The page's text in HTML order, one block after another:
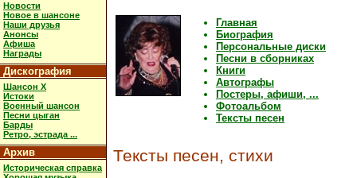
Новости
Новое в шансоне
Наши друзья
Анонсы
Афиша
Награды
Дискография
Шансон X
Истоки
Военный шансон
Песни цыган
Барды
Ретро, эстрада ...
Архив
Историческая справка
Главная
Биография
Персональные диски
Песни в сборниках
Книги
Автографы
Постеры, афиши, ...
Фотоальбом
Тексты песен
Тексты песен, стихи